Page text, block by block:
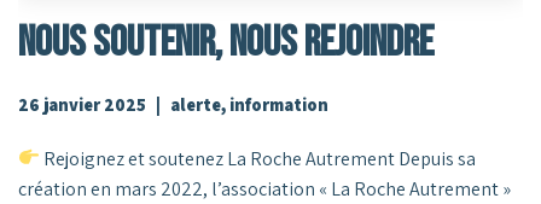
Nous Soutenir, Nous Rejoindre
26 janvier 2025 alerte, information
Rejoignez et soutenez La Roche Autrement Depuis sa
création en mars 2022, l’association « La Roche Autrement »